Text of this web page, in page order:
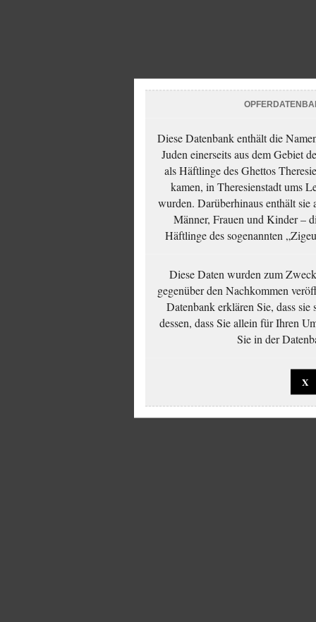
Diese Datenbank enthält die
Juden einerseits aus dem Gebiet
als Häftlinge des Ghettos
kamen, in Theresienstadt ums
wurden. Darüberhinaus enthält
Männer, Frauen und Kinder –
Häftlinge des sogenannten
Diese Daten wurden zum
gegenüber den Nachkommen
Datenbank erklären Sie, dass sie
dessen, dass Sie allein für Ihren
Sie in der
X